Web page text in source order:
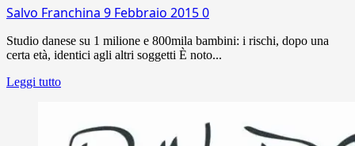
Salvo Franchina 9 Febbraio 20150
Studio danese su 1 milione e 800mila bambini: i rischi, dopo una
certa età, identici agli altri soggetti È noto...
Leggi tutto